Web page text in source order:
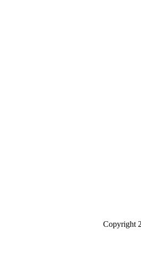
Copyright